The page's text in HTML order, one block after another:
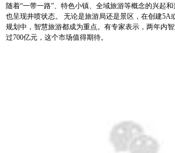
随着“一带一路”、特色小镇、全域旅游等概念的兴起
也呈现井喷状态。 无论是旅游局还是景区，在创建5A
规划中，智慧旅游都成为重点。有专家表示，两年内
过700亿元，这个市场值得期待。